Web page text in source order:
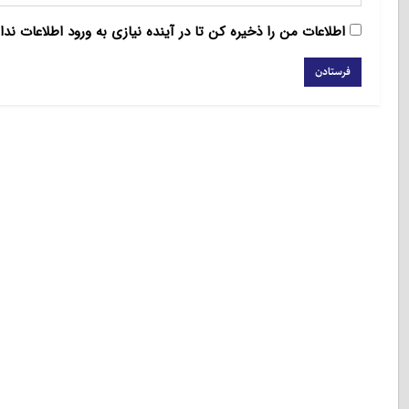
اطلاعات من را ذخیره کن تا در آینده نیازی به ورود اطلاعات